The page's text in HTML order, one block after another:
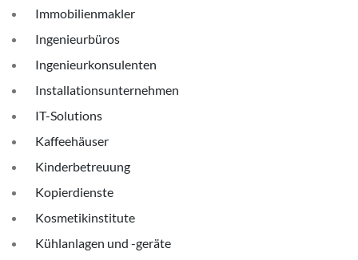
Immobilienmakler
Ingenieurbüros
Ingenieurkonsulenten
Installationsunternehmen
IT-Solutions
Kaffeehäuser
Kinderbetreuung
Kopierdienste
Kosmetikinstitute
Kühlanlagen und -geräte